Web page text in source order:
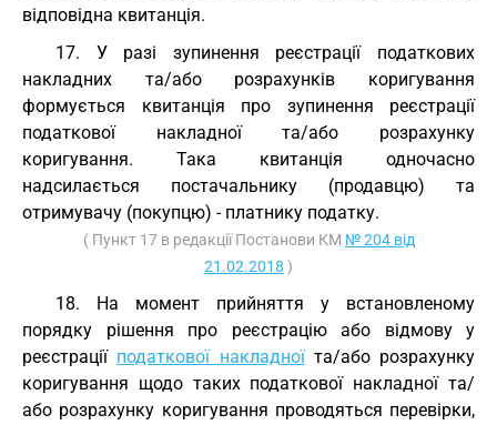
відповідна квитанція.
17. У разі зупинення реєстрації податкових
накладних та/або розрахунків коригування
формується квитанція про зупинення реєстрації
податкової накладної та/або розрахунку
коригування. Така квитанція одночасно
надсилається постачальнику (продавцю) та
отримувачу (покупцю) - платнику податку.
( Пункт 17 в редакції Постанови КМ № 204 від
21.02.2018 )
18. На момент прийняття у встановленому
порядку рішення про реєстрацію або відмову у
реєстрації податкової накладноїта/або розрахунку
коригування щодо таких податкової накладної та/
або розрахунку коригування проводяться перевірки,